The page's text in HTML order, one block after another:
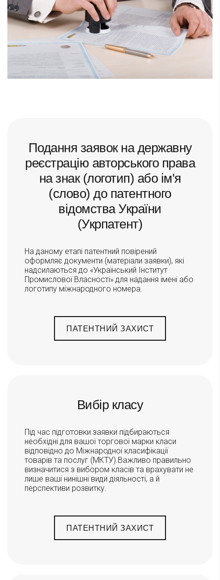
Подання заявок на державну
реєстрацію авторського права
на знак (логотип) або ім'я
(слово) до патентного
відомства України
(Укрпатент)
На даному етапі патентний повірений
оформляє документи (матеріали заявки), які
надсилаються до «Український Інститут
Промислової Власності» для надання імені або
логотипу міжнародного номера.
ПАТЕНТНИЙ ЗАХИСТ
Вибір класу
Під час підготовки заявки підбираються
необхідні для вашої торгової марки класи
відповідно до Міжнародної класифікації
товарів та послуг (МКТУ).Важливо правильно
визначитися з вибором класів та врахувати не
лише ваші нинішні види діяльності, а й
перспективи розвитку.
ПАТЕНТНИЙ ЗАХИСТ